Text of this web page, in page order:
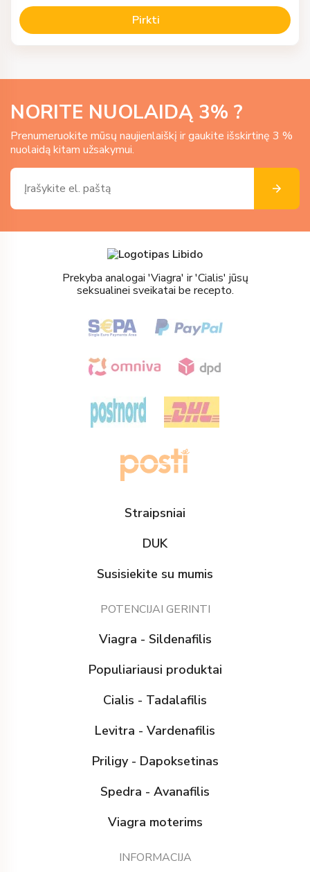
Pirkti
NORITE NUOLAIDĄ 3% ?
Prenumeruokite mūsų naujienlaiškį ir gaukite išskirtinę 3 %
nuolaidą kitam užsakymui.
Prekyba analogai 'Viagra' ir 'Cialis' jūsų
seksualinei sveikatai be recepto.
Straipsniai
DUK
Susisiekite su mumis
POTENCIJAI GERINTI
Viagra - Sildenafilis
Populiariausi produktai
Cialis - Tadalafilis
Levitra - Vardenafilis
Priligy - Dapoksetinas
Spedra - Avanafilis
Viagra moterims
INFORMACIJA